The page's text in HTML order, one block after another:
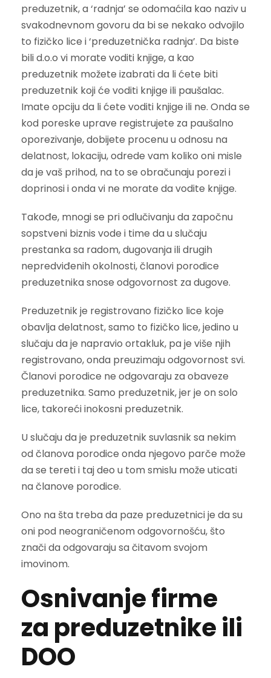
preduzetnik, a ‘radnja’ se odomaćila kao naziv u
svakodnevnom govoru da bi se nekako odvojilo
to fizičko lice i ‘preduzetnička radnja’. Da biste
bili d.o.o vi morate voditi knjige, a kao
preduzetnik možete izabrati da li ćete biti
preduzetnik koji će voditi knjige ili paušalac.
Imate opciju da li ćete voditi knjige ili ne. Onda se
kod poreske uprave registrujete za paušalno
oporezivanje, dobijete procenu u odnosu na
delatnost, lokaciju, odrede vam koliko oni misle
da je vaš prihod, na to se obračunaju porezi i
doprinosi i onda vi ne morate da vodite knjige.
Takođe, mnogi se pri odlučivanju da započnu
sopstveni biznis vode i time da u slučaju
prestanka sa radom, dugovanja ili drugih
nepredviđenih okolnosti, članovi porodice
preduzetnika snose odgovornost za dugove.
Preduzetnik je registrovano fizičko lice koje
obavlja delatnost, samo to fizičko lice, jedino u
slučaju da je napravio ortakluk, pa je više njih
registrovano, onda preuzimaju odgovornost svi.
Članovi porodice ne odgovaraju za obaveze
preduzetnika. Samo preduzetnik, jer je on solo
lice, takoreći inokosni preduzetnik.
U slučaju da je preduzetnik suvlasnik sa nekim
od članova porodice onda njegovo parče može
da se tereti i taj deo u tom smislu može uticati
na članove porodice.
Ono na šta treba da paze preduzetnici je da su
oni pod neograničenom odgovornošću, što
znači da odgovaraju sa čitavom svojom
imovinom.
Osnivanje firme
za preduzetnike ili
DOO